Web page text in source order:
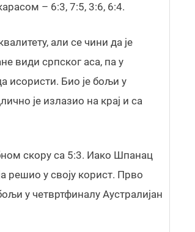
– 6:3, 7:5, 3:6, 6:4.
али се чини да је
види српског аса, па у
исористи. Био је бољи у
је излазио на крај и са
скору са 5:3. Иако Шпанац
решио у своју корист. Прво
у четвртфиналу Аустралијан